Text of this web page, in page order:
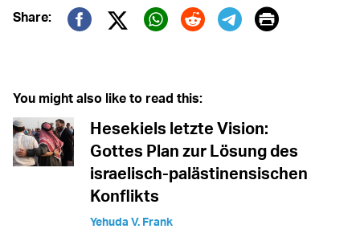
Share:
Twitter (X)
Print
You might also like to read this:
Hesekiels letzte Vision:
Gottes Plan zur Lösung des
israelisch-palästinensischen
Konflikts
Yehuda V. Frank